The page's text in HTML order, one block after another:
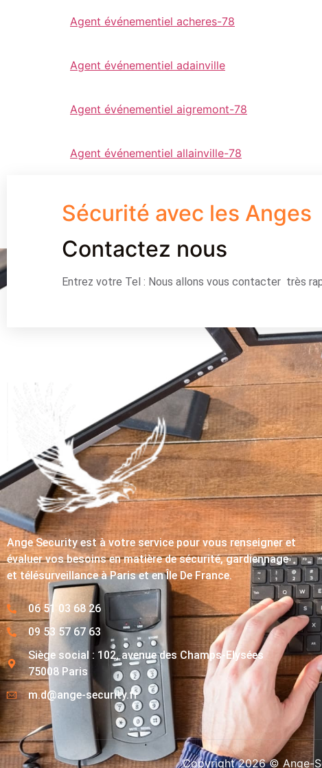
Agent événementiel acheres-78
Agent événementiel adainville
Agent événementiel aigremont-78
Agent événementiel allainville-78
Sécurité avec les Anges
Contactez nous
Entrez votre Tel : Nous allons vous contacter très
Ange Security est à votre service pour vous renseigner et
évaluer vos besoins en matière de sécurité, gardiennage
et télésurveillance à Paris et en Île De France.
06 51 03 68 26
09 53 57 67 63
Siège social : 102, avenue des Champs-Elysées
75008 Paris
m.d@ange-security.fr
Copyright 2026 © Ange-